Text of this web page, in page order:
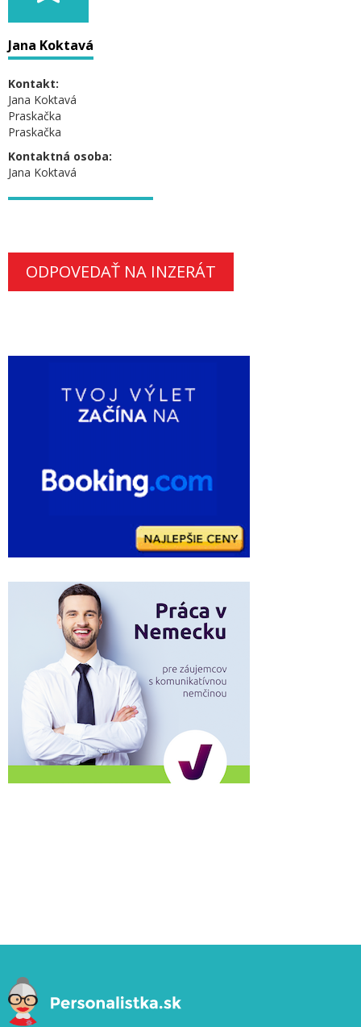
Jana Koktavá
Kontakt:
Jana Koktavá
Praskačka
Praskačka
Kontaktná osoba:
Jana Koktavá
ODPOVEDAŤ NA INZERÁT